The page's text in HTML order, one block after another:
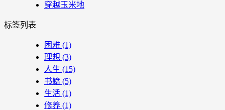
穿越玉米地
标签列表
困难 (1)
理想 (3)
人生 (15)
书籍 (5)
生活 (1)
修养 (1)